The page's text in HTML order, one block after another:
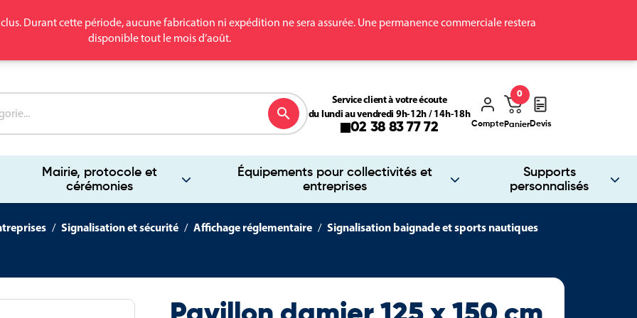
Durant cette période, aucune fabrication ni expédition ne sera assurée. Une permanence commerciale restera
disponible tout le mois d’août.
Mairie, protocole et
cérémonies
Équipements pour collectivités et
entreprises
Supports
personnalisés
search
Service client à votre écoute
du lundi au vendredi 9h-12h / 14h-18h
02 38 83 77 72 ComptePanier
0
Devis
Signalisation et sécurité Affichage réglementaire Signalisation baignade et sports nautiques